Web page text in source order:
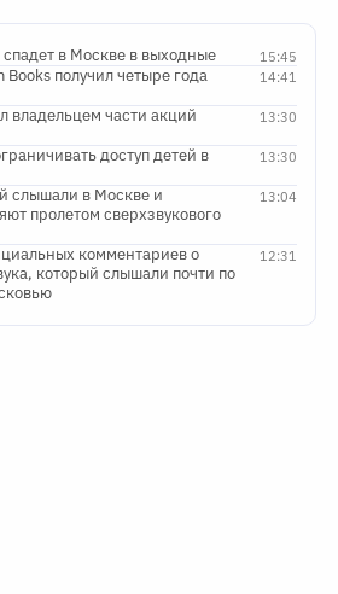
15:45
в Москве в выходные
14:41
получил четыре года
13:30
владельцем части акций
13:30
доступ детей в
13:04
слышали в Москве и
пролетом сверхзвукового
12:31
комментариев о
который слышали почти по